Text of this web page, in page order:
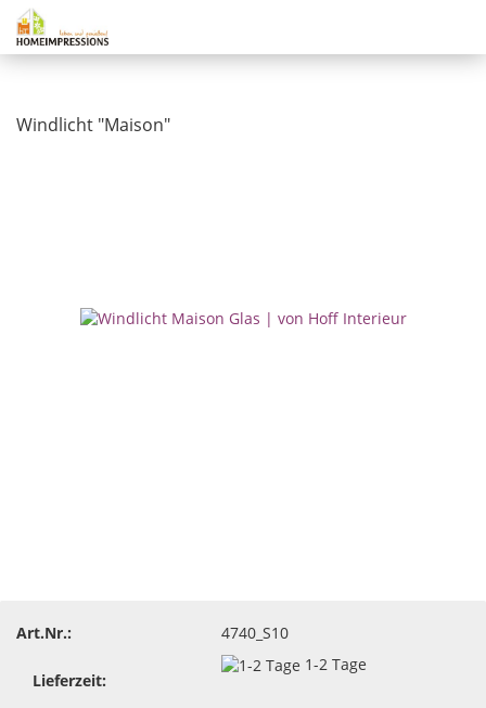
Windlicht "Maison"
Art.Nr.: 4740_S10
Lieferzeit:
1-2 Tage